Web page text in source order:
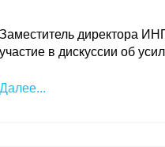
Заместитель директора
участие в дискуссии об
Далее...